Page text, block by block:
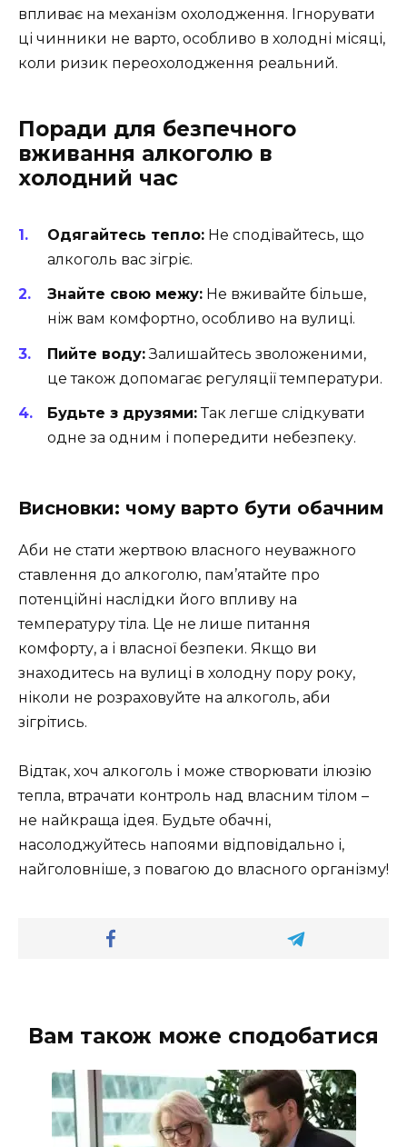
впливає на механізм охолодження. Ігнорувати
ці чинники не варто, особливо в холодні місяці,
коли ризик переохолодження реальний.
Поради для безпечного
вживання алкоголю в
холодний час
Одягайтесь тепло: Не сподівайтесь, що
алкоголь вас зігріє.
Знайте свою межу: Не вживайте більше,
ніж вам комфортно, особливо на вулиці.
Пийте воду:Залишайтесь зволоженими,
це також допомагає регуляції температури.
Будьте з друзями:Так легше слідкувати
одне за одним і попередити небезпеку.
Висновки: чому варто бути обачним
Аби не стати жертвою власного неуважного
ставлення до алкоголю, пам’ятайте про
потенційні наслідки його впливу на
температуру тіла. Це не лише питання
комфорту, а і власної безпеки. Якщо ви
знаходитесь на вулиці в холодну пору року,
ніколи не розраховуйте на алкоголь, аби
зігрітись.
Відтак, хоч алкоголь і може створювати ілюзію
тепла, втрачати контроль над власним тілом –
не найкраща ідея. Будьте обачні,
насолоджуйтесь напоями відповідально і,
найголовніше, з повагою до власного організму!
Вам також може сподобатися